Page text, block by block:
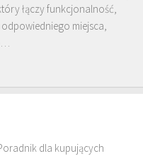
łączy funkcjonalność,
miejsca,
…
dla kupujących